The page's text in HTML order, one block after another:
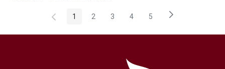
Página
1 Página
2 Página
3 Página
4 Página
5